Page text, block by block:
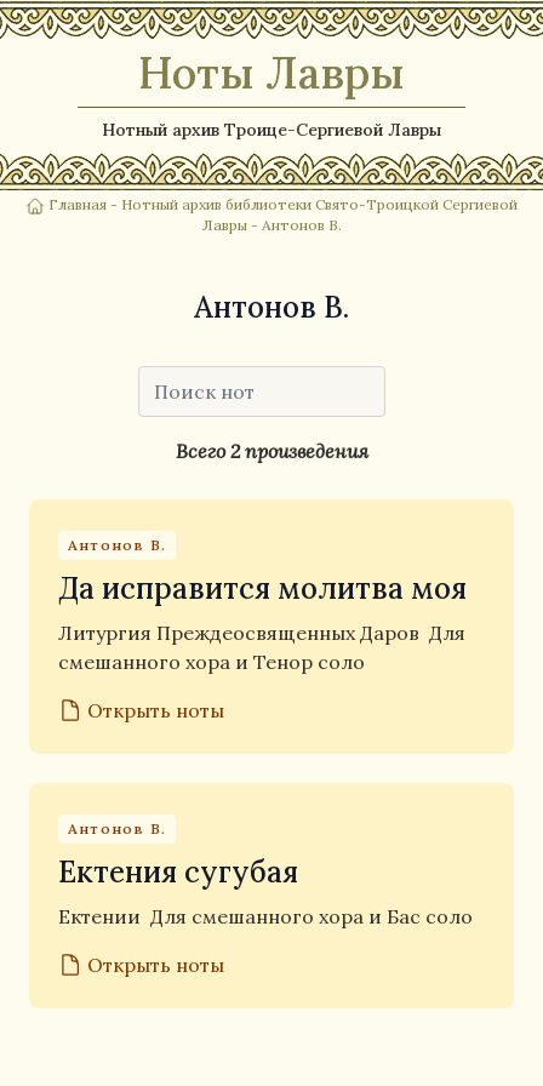
Ноты Лавры
Нотный архив Троице-Сергиевой Лавры
Главная - Нотный архив библиотеки Свято-Троицкой Сергиевой
Лавры- Антонов В.
Антонов В.
Всего 2 произведения
Антонов В.
Да исправится молитва моя
Литургия Преждеосвященных Даров Для
смешанного хора и Тенор соло
Открыть ноты
Антонов В.
Ектения сугубая
Ектении Для смешанного хора и Бас соло
Открыть ноты